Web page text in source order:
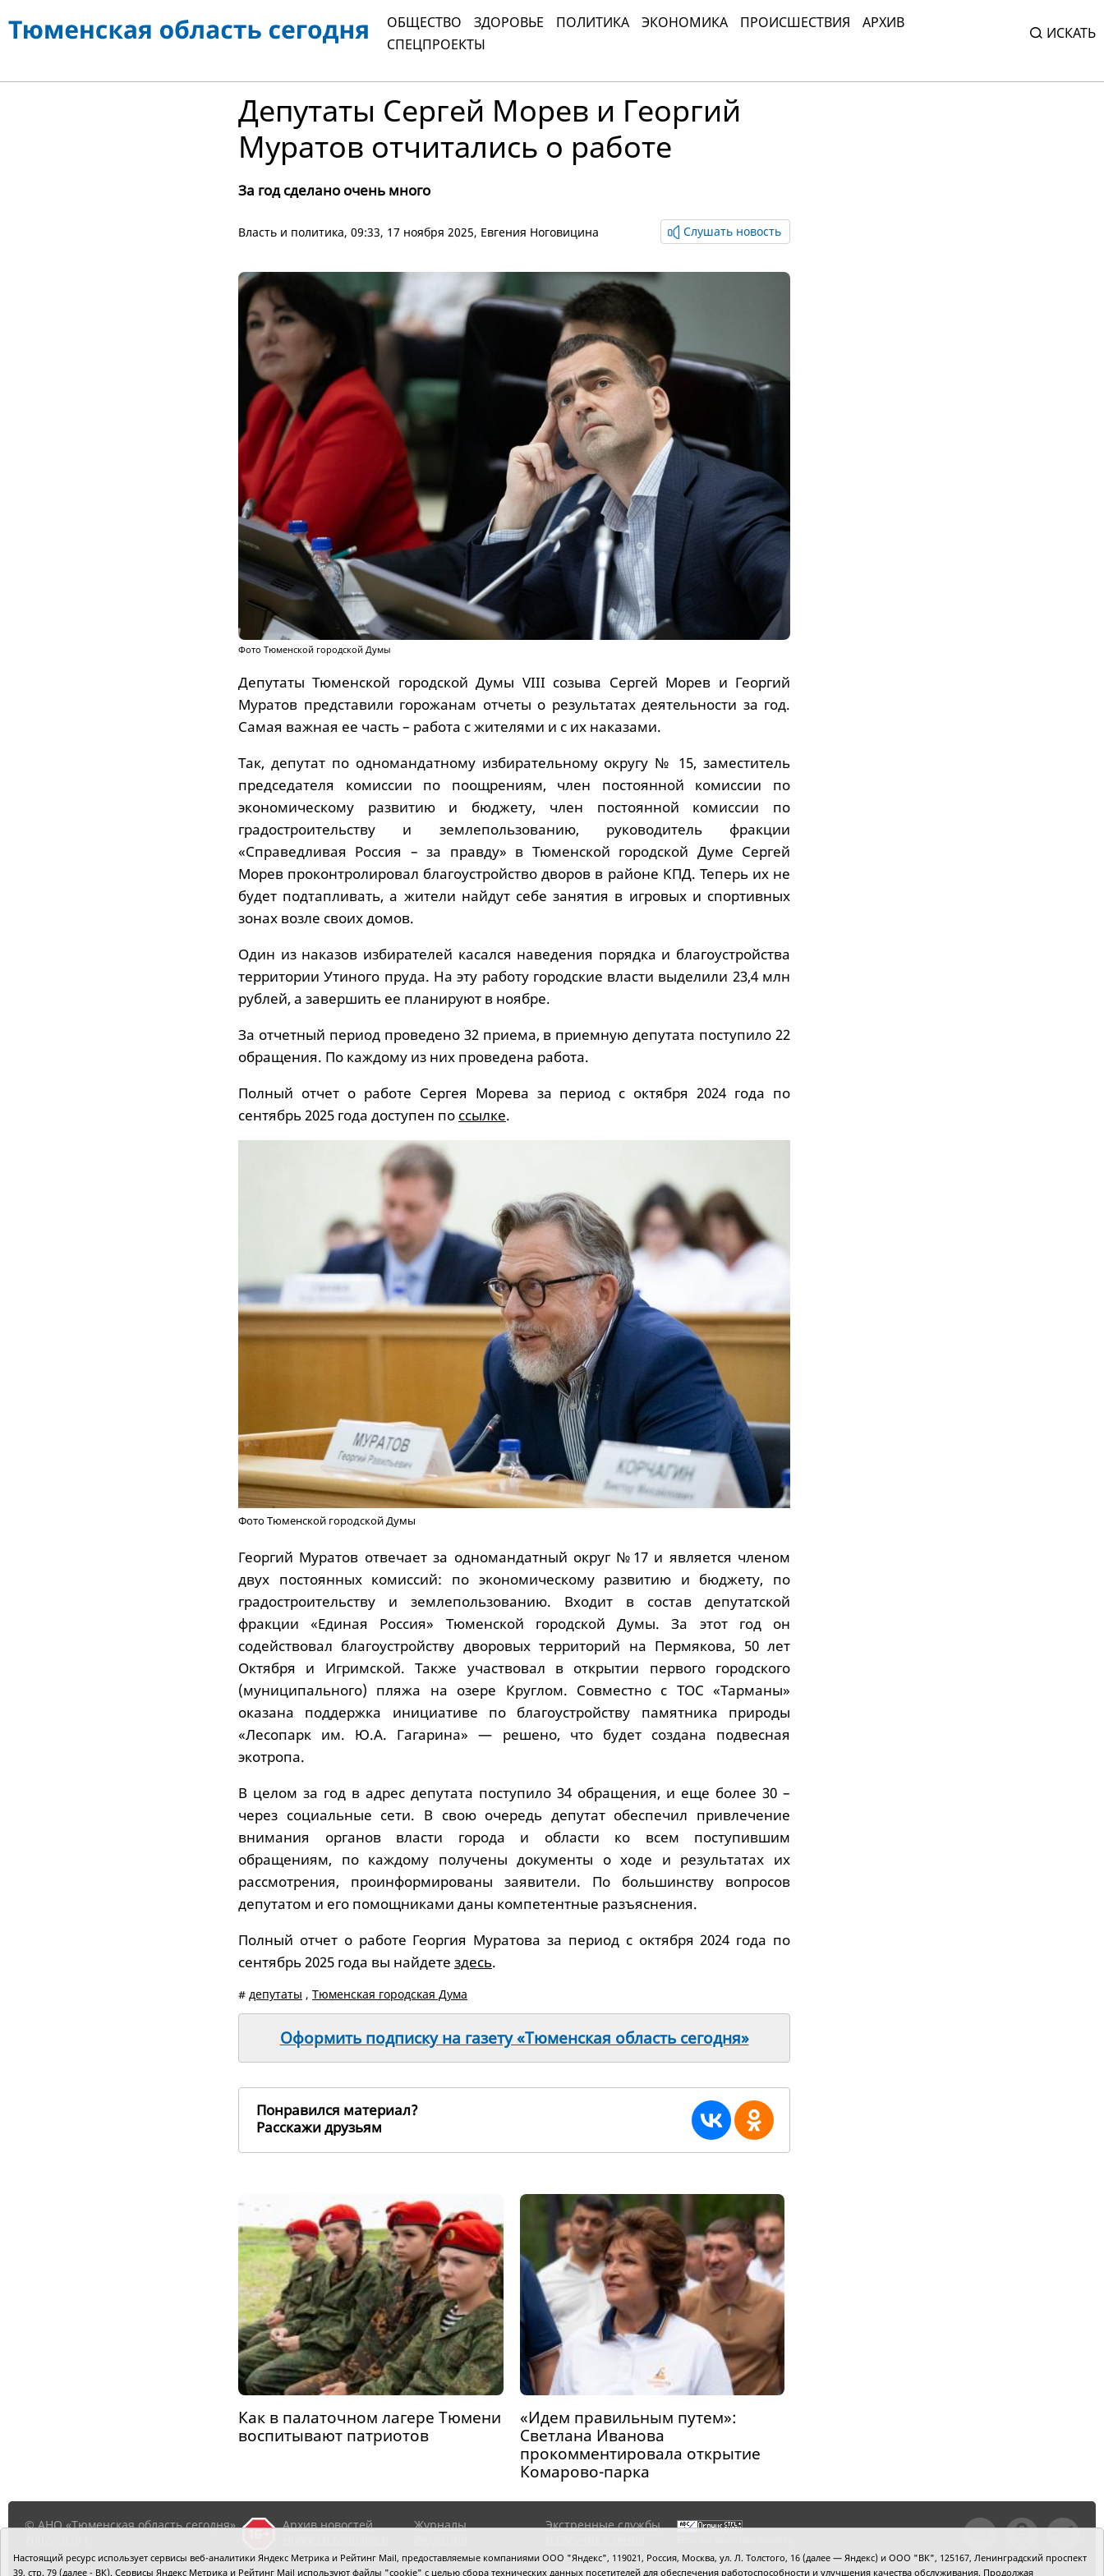
ОБЩЕСТВО ЗДОРОВЬЕ ПОЛИТИКА ЭКОНОМИКА ПРОИСШЕСТВИЯ
АРХИВ
СПЕЦПРОЕКТЫ
ИСКАТЬ
Депутаты Сергей Морев и Георгий
Муратов отчитались о работе
За год сделано очень много
Власть и политика, 09:33, 17 ноября 2025, Евгения Ноговицина Слушать новость
Фото Тюменской городской Думы
Депутаты Тюменской городской Думы VIII созыва Сергей Морев и Георгий
Муратов представили горожанам отчеты о результатах деятельности за год.
Самая важная ее часть – работа с жителями и с их наказами.
Так, депутат по одномандатному избирательному округу № 15, заместитель
председателя комиссии по поощрениям, член постоянной комиссии по
экономическому развитию и бюджету, член постоянной комиссии по
градостроительству и землепользованию, руководитель фракции
«Справедливая Россия – за правду» в Тюменской городской Думе Сергей
Морев проконтролировал благоустройство дворов в районе КПД. Теперь их не
будет подтапливать, а жители найдут себе занятия в игровых и спортивных
зонах возле своих домов.
Один из наказов избирателей касался наведения порядка и благоустройства
территории Утиного пруда. На эту работу городские власти выделили 23,4 млн
рублей, а завершить ее планируют в ноябре.
За отчетный период проведено 32 приема, в приемную депутата поступило 22
обращения. По каждому из них проведена работа.
Полный отчет о работе Сергея Морева за период с октября 2024 года по
сентябрь 2025 года доступен по ссылке.
Фото Тюменской городской Думы
Георгий Муратов отвечает за одномандатный округ №17 и является членом
двух постоянных комиссий: по экономическому развитию и бюджету, по
градостроительству и землепользованию. Входит в состав депутатской
фракции «Единая Россия» Тюменской городской Думы. За этот год он
содействовал благоустройству дворовых территорий на Пермякова, 50 лет
Октября и Игримской. Также участвовал в открытии первого городского
(муниципального) пляжа на озере Круглом. Совместно с ТОС «Тарманы»
оказана поддержка инициативе по благоустройству памятника природы
«Лесопарк им. Ю.А. Гагарина» — решено, что будет создана подвесная
экотропа.
В целом за год в адрес депутата поступило 34 обращения, и еще более 30 –
через социальные сети. В свою очередь депутат обеспечил привлечение
внимания органов власти города и области ко всем поступившим
обращениям, по каждому получены документы о ходе и результатах их
рассмотрения, проинформированы заявители. По большинству вопросов
депутатом и его помощниками даны компетентные разъяснения.
Полный отчет о работе Георгия Муратова за период с октября 2024 года по
сентябрь 2025 года вы найдете здесь.
# депутаты , Тюменская городская Дума
Оформить подписку на газету «Тюменская область сегодня»
Понравился материал?
Расскажи друзьям
Как в палаточном лагере Тюмени
воспитывают патриотов
«Идем правильным путем»:
Светлана Иванова
прокомментировала открытие
Комарово-парка
© АНО «Тюменская область сегодня»,
Архив новостей
районов ТО
Журналы
RSS поток
Экстренные службы
Сведения об
организации
выделите мышкой текст и
нажмитеCtrl+Enter
Настоящий ресурс использует сервисы веб-аналитики Яндекс Метрика и Рейтинг Mail, предоставляемые компаниями ООО "Яндекс", 119021, Россия, Москва, ул. Л. Толстого, 16 (далее — Яндекс) и ООО "ВК", 125167, Ленинградский проспект
39, стр. 79 (далее - ВК). Сервисы Яндекс Метрика и Рейтинг Mail используют файлы "cookie" с целью сбора технических данных посетителей для обеспечения работоспособности и улучшения качества обслуживания. Продолжая